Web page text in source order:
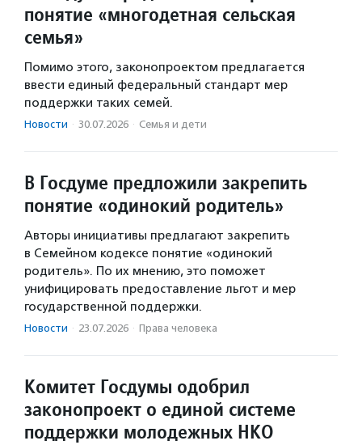
понятие «многодетная сельская
семья»
Помимо этого, законопроектом предлагается
ввести единый федеральный стандарт мер
поддержки таких семей.
Новости · 30.07.2026 · Семья и дети
В Госдуме предложили закрепить
понятие «одинокий родитель»
Авторы инициативы предлагают закрепить
в Семейном кодексе понятие «одинокий
родитель». По их мнению, это поможет
унифицировать предоставление льгот и мер
государственной поддержки.
Новости · 23.07.2026 · Права человека
Комитет Госдумы одобрил
законопроект о единой системе
поддержки молодежных НКО